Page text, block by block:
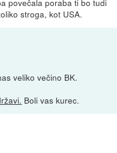
povečala poraba ti bo tudi
stroga, kot USA.
veliko večino BK.
Boli vas kurec.